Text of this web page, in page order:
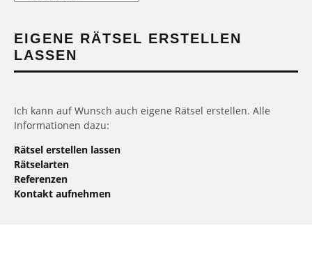
EIGENE RÄTSEL ERSTELLEN
LASSEN
Ich kann auf Wunsch auch eigene Rätsel erstellen. Alle
Informationen dazu:
Rätsel erstellen lassen
Rätselarten
Referenzen
Kontakt aufnehmen